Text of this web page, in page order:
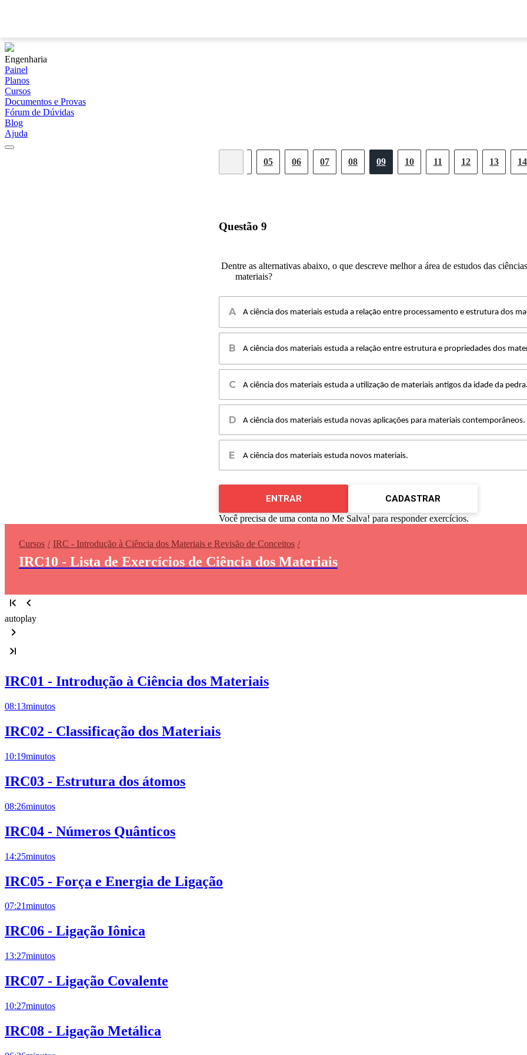
Engenharia
Painel
Planos
Cursos
Documentos e Provas
Fórum de Dúvidas
Blog
Ajuda
05 06 07 08 09 10 11 12 13 14
Questão 9
Dentre as alternativas abaixo, o que descreve melhor a área de estudos das
materiais?
A ciência dos materiais estuda a relação entre processamento e estrutura dos
A ciência dos materiais estuda a relação entre estrutura e propriedades dos
A ciência dos materiais estuda a utilização de materiais antigos da idade da pedra.
A ciência dos materiais estuda novas aplicações para materiais contemporâneos.
A ciência dos materiais estuda novos materiais.
ENTRAR CADASTRAR
Você precisa de uma conta no Me Salva! para responder exercícios.
Cursos IRC - Introdução à Ciência dos Materiais e Revisão de Conceitos
IRC10 - Lista de Exercícios de Ciência dos Materiais
autoplay
IRC01 - Introdução à Ciência dos Materiais
08:13minutos
IRC02 - Classificação dos Materiais
10:19minutos
IRC03 - Estrutura dos átomos
08:26minutos
IRC04 - Números Quânticos
14:25minutos
IRC05 - Força e Energia de Ligação
07:21minutos
IRC06 - Ligação Iônica
13:27minutos
IRC07 - Ligação Covalente
10:27minutos
IRC08 - Ligação Metálica